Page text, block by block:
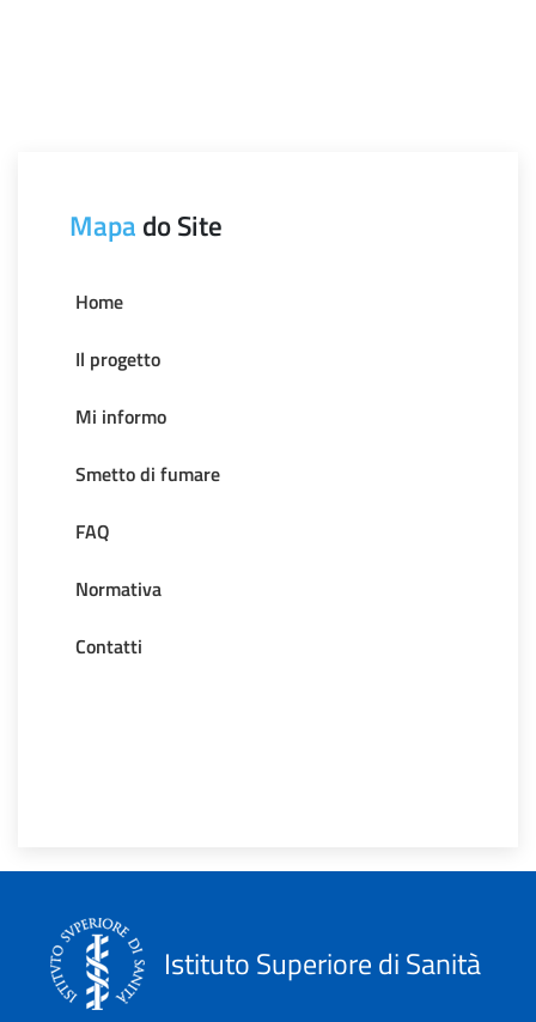
Mapa do Site
Home
Il progetto
Mi informo
Smetto di fumare
FAQ
Normativa
Contatti
Istituto Superiore di Sanità